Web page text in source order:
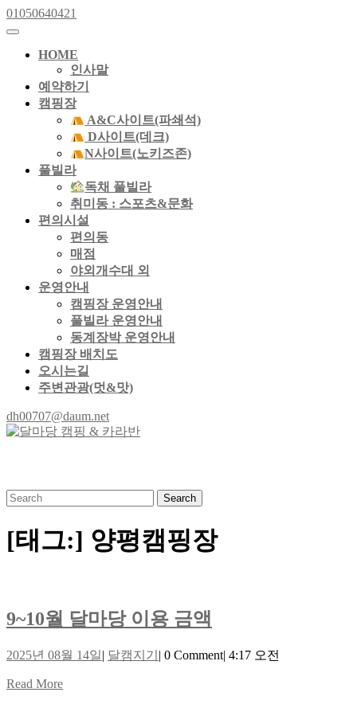
Skip
to
Skip
content
01050640421
Open
ButtonHOME
인사말
예약하기
캠핑장
A&C사이트(파쇄석)
D사이트(데크)
N사이트(노키즈존)
풀빌라
독채 풀빌라
취미동 : 스포츠&문화
편의시설
편의동
매점
야외개수대 외
운영안내
캠핑장 운영안내
풀빌라 운영안내
동계장박 운영안내
캠핑장 배치도
오시는길
주변관광(멋&맛)
Close
Button
dh00707@daum.netdh00707@daum.net
Search
for:
[태그:] 양평캠핑장
9~10월 달마당 이용 금액
달
2025년 08월 14일2025
| 달캠지기 달
| 0 Comment| 4:17 오전
Read MoreRead